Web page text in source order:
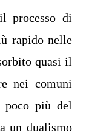
processo di
rapido nelle
quasi il
nei comuni
più del
un dualismo